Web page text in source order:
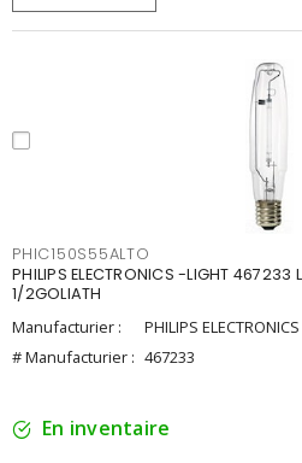
PHIC150S55ALTO
PHILIPS ELECTRONICS -LIGHT 467233
1/2GOLIATH
Manufacturier :
PHILIPS
# Manufacturier : 467233
En inventaire